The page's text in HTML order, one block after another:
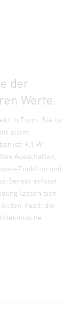
der
Werte.
in Form. Sie ist
allem
ist: 9,1 W
Ausschalten,
Funktion und
Sensor erfasst
lassen sich
Fazit: die